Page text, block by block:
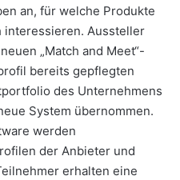
an, für welche Produkte
interessieren. Aussteller
„Match and Meet“-
bereits gepflegten
des Unternehmens
System übernommen.
werden
der Anbieter und
erhalten eine